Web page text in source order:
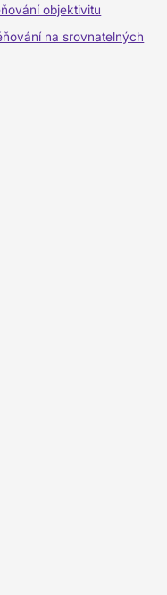
objektivitu
na srovnatelných